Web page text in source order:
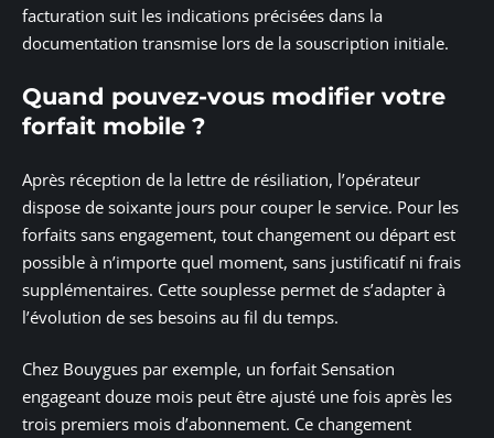
facturation suit les indications précisées dans la
documentation transmise lors de la souscription initiale.
Quand pouvez-vous modifier votre
forfait mobile ?
Après réception de la lettre de résiliation, l’opérateur
dispose de soixante jours pour couper le service. Pour les
forfaits sans engagement, tout changement ou départ est
possible à n’importe quel moment, sans justificatif ni frais
supplémentaires. Cette souplesse permet de s’adapter à
l’évolution de ses besoins au fil du temps.
Chez Bouygues par exemple, un forfait Sensation
engageant douze mois peut être ajusté une fois après les
trois premiers mois d’abonnement. Ce changement